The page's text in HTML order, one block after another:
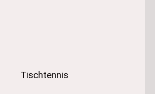
Tischtennis